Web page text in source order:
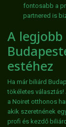
fontosabb a
partnered is
A
estéhez
Ha már biliárd
tökéletes
a Noiret otthonos
akik szeretnének
profi és kezdő